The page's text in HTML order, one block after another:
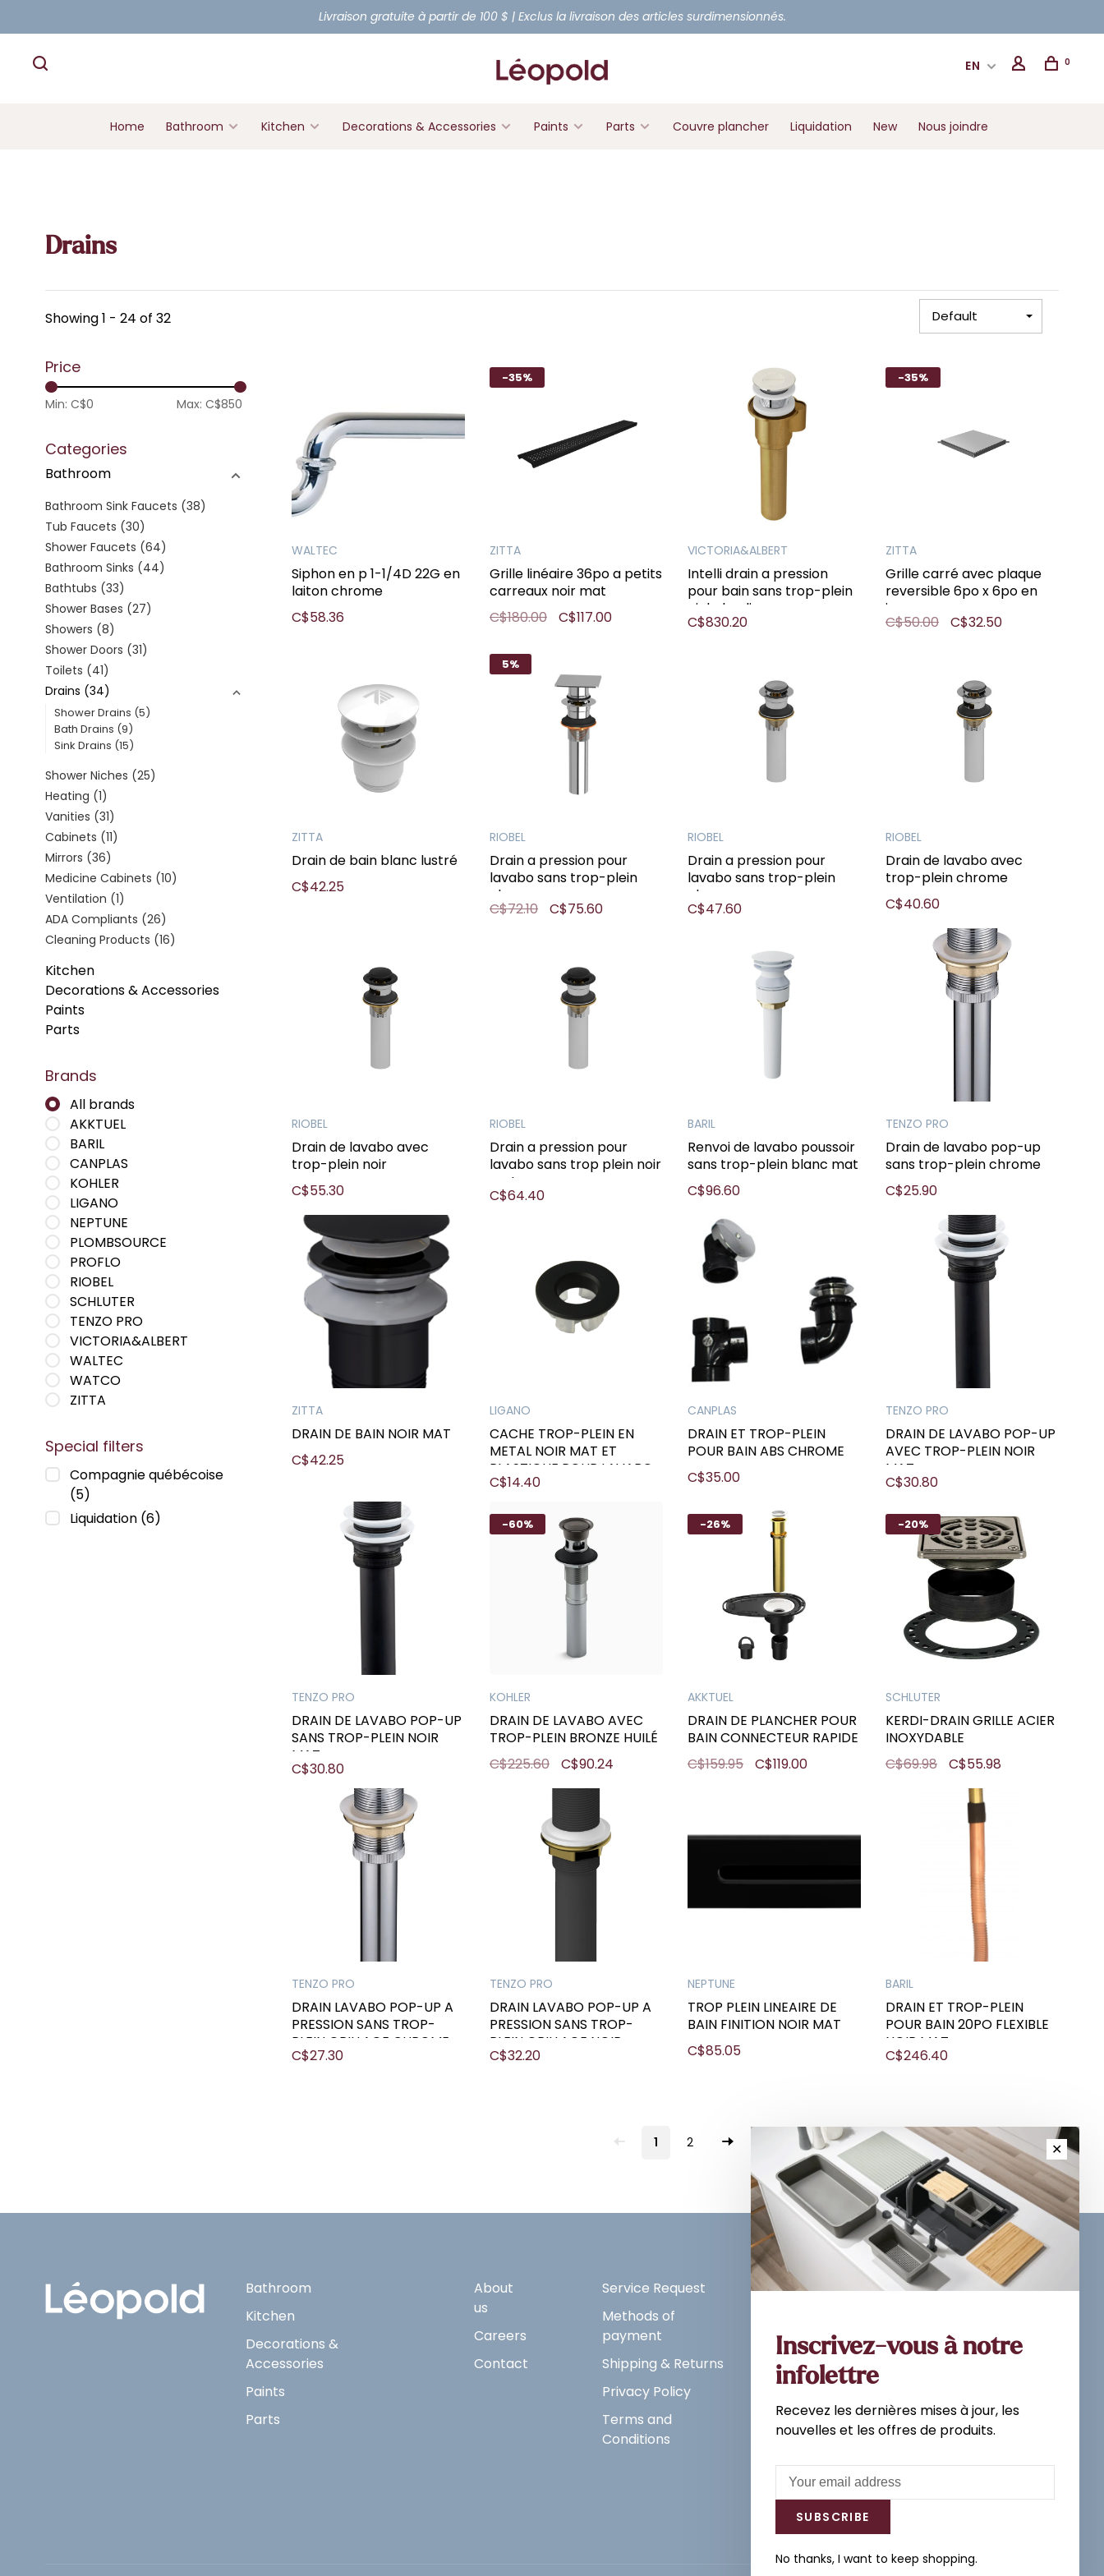
Livraison gratuite à partir de 100 $ | Exclus la livraison des articles surdimensionnés.
EN 0
Home Bathroom Kitchen Decorations & Accessories Paints Parts Couvre plancher Liquidation New Nous joindre
Drains
Showing 1 - 24 of 32 Default
Price
Min: C$0 Max: C$850
Categories
Bathroom
Bathroom Sink Faucets (38)
Tub Faucets (30)
Shower Faucets (64)
Bathroom Sinks (44)
Bathtubs (33)
Shower Bases (27)
Showers (8)
Shower Doors (31)
Toilets (41)
Drains (34)
Shower Drains (5)
Bath Drains (9)
Sink Drains (15)
Shower Niches (25)
Heating (1)
Vanities (31)
Cabinets (11)
Mirrors (36)
Medicine Cabinets (10)
Ventilation (1)
ADA Compliants (26)
Cleaning Products (16)
Kitchen
Decorations & Accessories
Paints
Parts
Brands
All brands
AKKTUEL
BARIL
CANPLAS
KOHLER
LIGANO
NEPTUNE
PLOMBSOURCE
PROFLO
RIOBEL
SCHLUTER
TENZO PRO
VICTORIA&ALBERT
WALTEC
WATCO
ZITTA
Special filters
Compagnie québécoise
(5)
Liquidation (6)
WALTEC
Siphon en p 1-1/4D 22G en
laiton chrome
C$58.36
-35%
ZITTA
Grille linéaire 36po a petits
carreaux noir mat
C$180.00
C$117.00
VICTORIA&ALBERT
Intelli drain a pression
pour bain sans trop-plein
nickel poli
C$830.20
-35%
ZITTA
Grille carré avec plaque
reversible 6po x 6po en
inox
C$50.00 C$32.50
ZITTA
Drain de bain blanc lustré
C$42.25
5%
RIOBEL
Drain a pression pour
lavabo sans trop-plein
chrome
C$72.10 C$75.60
RIOBEL
Drain a pression pour
lavabo sans trop-plein
chrome
C$47.60
RIOBEL
Drain de lavabo avec
trop-plein chrome
C$40.60
RIOBEL
Drain de lavabo avec
trop-plein noir
C$55.30
RIOBEL
Drain a pression pour
lavabo sans trop plein noir
mat
C$64.40
BARIL
Renvoi de lavabo poussoir
sans trop-plein blanc mat
C$96.60
TENZO PRO
Drain de lavabo pop-up
sans trop-plein chrome
C$25.90
ZITTA
DRAIN DE BAIN NOIR MAT
C$42.25
LIGANO
CACHE TROP-PLEIN EN
METAL NOIR MAT ET
PLASTIQUE POUR LAVABO
LIGANO
C$14.40
CANPLAS
DRAIN ET TROP-PLEIN
POUR BAIN ABS CHROME
C$35.00
TENZO PRO
DRAIN DE LAVABO POP-UP
AVEC TROP-PLEIN NOIR
MAT
C$30.80
TENZO PRO
DRAIN DE LAVABO POP-UP
SANS TROP-PLEIN NOIR
MAT
C$30.80
-60%
KOHLER
DRAIN DE LAVABO AVEC
TROP-PLEIN BRONZE HUILÉ
C$225.60
C$90.24
-26%
AKKTUEL
DRAIN DE PLANCHER POUR
BAIN CONNECTEUR RAPIDE
C$159.95
C$119.00
-20%
SCHLUTER
KERDI-DRAIN GRILLE ACIER
INOXYDABLE
C$69.98
C$55.98
TENZO PRO
DRAIN LAVABO POP-UP A
PRESSION SANS TROP-
PLEIN GRILLAGE CHROME
C$27.30
TENZO PRO
DRAIN LAVABO POP-UP A
PRESSION SANS TROP-
PLEIN GRILLAGE NOIR
C$32.20
NEPTUNE
TROP PLEIN LINEAIRE DE
BAIN FINITION NOIR MAT
C$85.05
BARIL
DRAIN ET TROP-PLEIN
POUR BAIN 20PO FLEXIBLE
NOIR MAT
C$246.40
1 2
Bathroom
Kitchen
Decorations &
Accessories
Paints
Parts
About
us
Careers
Contact
Service Request
Methods of
payment
Shipping & Returns
Privacy Policy
Terms and
Conditions
Sign up for our newsletter and
Subscribe
✕
Inscrivez-vous à notre
infolettre
Recevez les dernières mises à jour, les
nouvelles et les offres de produits.
SUBSCRIBE
No thanks, I want to keep shopping.